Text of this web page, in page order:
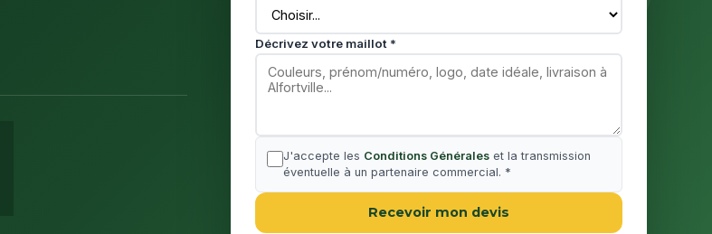
Décrivez votre maillot *
J'accepte les Conditions Générales et la transmission
éventuelle à un partenaire commercial. *
Recevoir mon devis